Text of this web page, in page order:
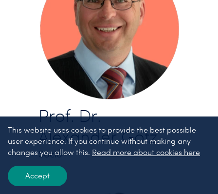
Prof. Dr.
Alexander Götz
Socio
This website uses cookies to provide the best possible
user experience. If you continue without making any
changes you allow this. Read more about cookies here
Accept